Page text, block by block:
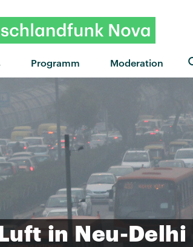
Programm Moderation
"Wait For You" von WizTheMc ·
in Neu-Delhi